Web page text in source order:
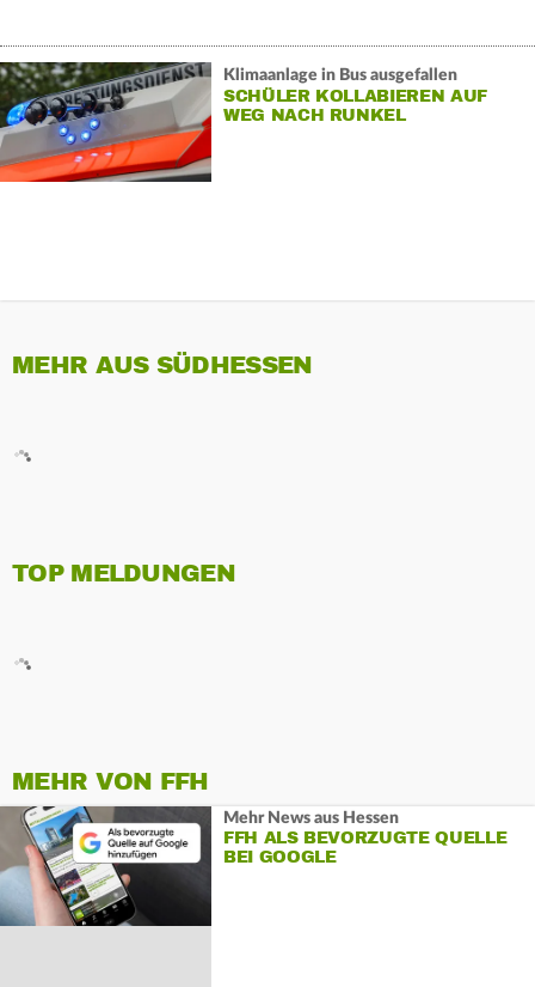
Klimaanlage in Bus ausgefallen
SCHÜLER KOLLABIEREN AUF
WEG NACH RUNKEL
MEHR AUS SÜDHESSEN
TOP MELDUNGEN
MEHR VON FFH
Mehr News aus Hessen
FFH ALS BEVORZUGTE QUELLE
BEI GOOGLE